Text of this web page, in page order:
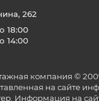
262
18:00
14:00
компания ©
на сайте
Информация на